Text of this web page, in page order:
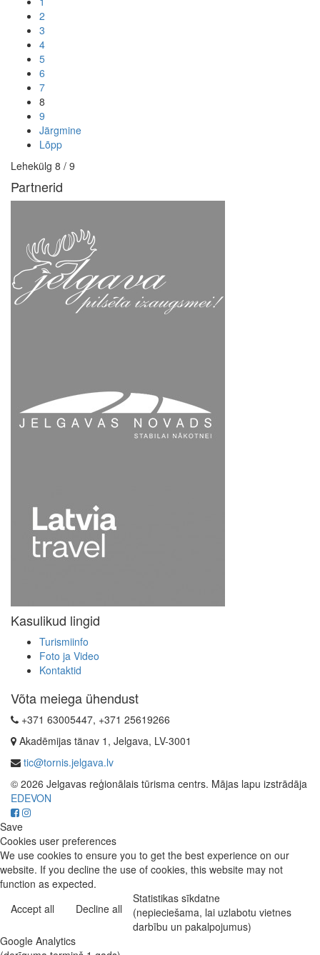
2
3
4
5
6
7
8
9
Järgmine
Lõpp
Lehekülg 8 / 9
Partnerid
Kasulikud lingid
Turismiinfo
Foto ja Video
Kontaktid
Võta meiega ühendust
+371 63005447, +371 25619266
Akadēmijas tänav 1, Jelgava, LV-3001
tic@tornis.jelgava.lv
© 2026 Jelgavas reģionālais tūrisma centrs. Mājas lapu izstrādāja
EDEVON
Save
Cookies user preferences
We use cookies to ensure you to get the best experience on our
website. If you decline the use of cookies, this website may not
function as expected.
Accept all
Decline all
Statistikas sīkdatne
(nepieciešama, lai uzlabotu vietnes
darbību un pakalpojumus)
Google Analytics